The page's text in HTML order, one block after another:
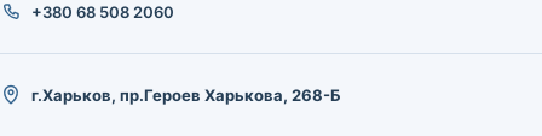
+380 68 508 2060
г.Харьков, пр.Героев Харькова, 268-Б